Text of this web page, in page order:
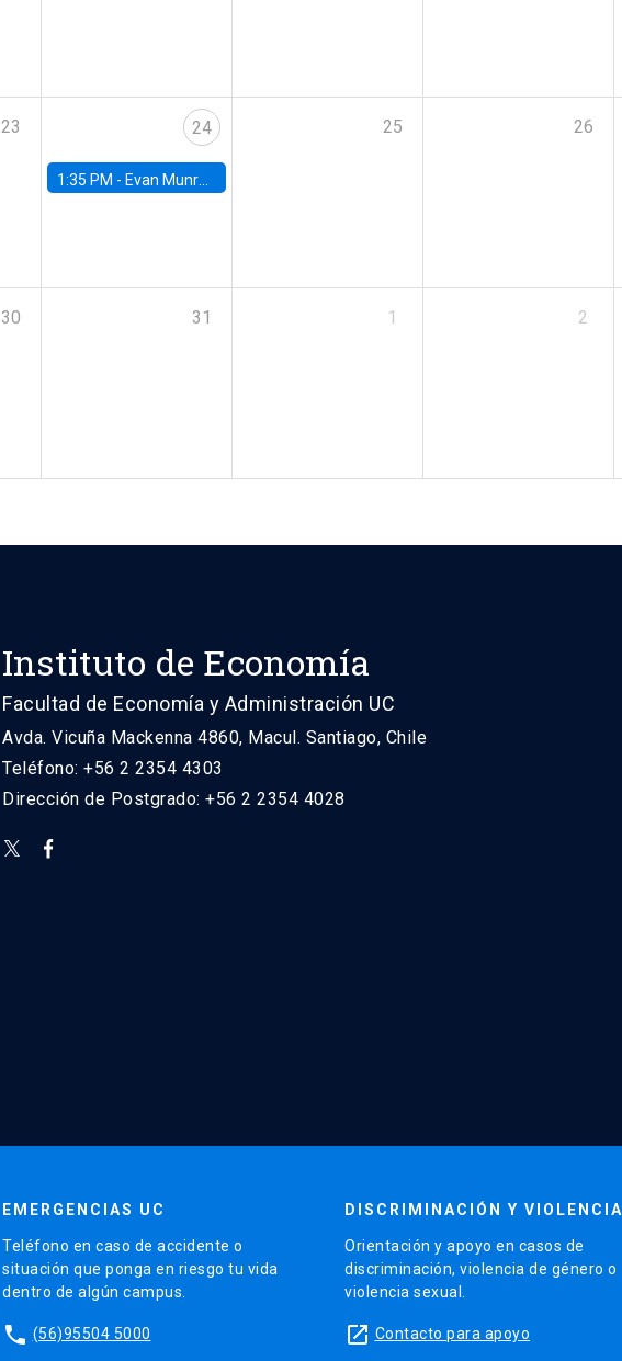
23 24
1:35 PM - Evan Munro, Neyman Visiting Assistant Professor in the Department of Statistics at UC Berkeley
25 26
30 31 1 2
Instituto de Economía
Facultad de Economía y Administración UC
Avda. Vicuña Mackenna 4860, Macul. Santiago, Chile
Teléfono: +56 2 2354 4303
Dirección de Postgrado: +56 2 2354 4028
EMERGENCIAS UC
Teléfono en caso de accidente o
situación que ponga en riesgo tu vida
dentro de algún campus.
phone (56)95504 5000
DISCRIMINACIÓN Y VIOLENCIA
Orientación y apoyo en casos de
discriminación, violencia de género o
violencia sexual.
launch Contacto para apoyo